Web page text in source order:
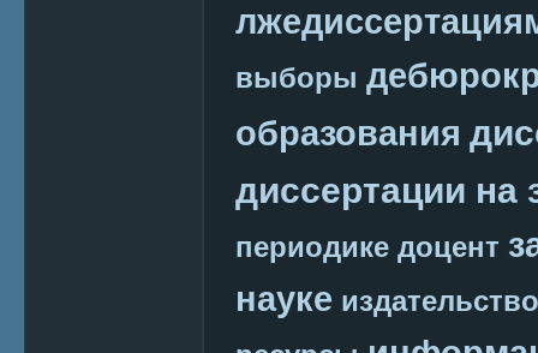
выборы
образования
диссертации на
периодике доцент
науке издательство